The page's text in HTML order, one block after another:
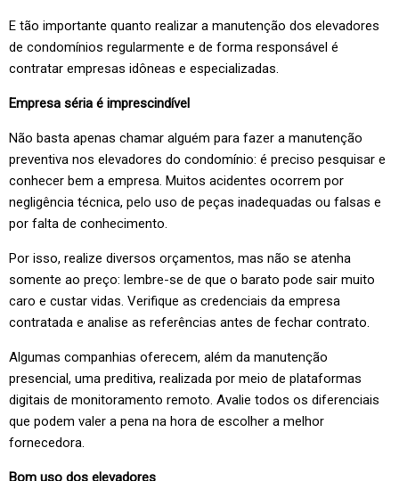
E tão importante quanto realizar a manutenção dos elevadores
de condomínios regularmente e de forma responsável é
contratar empresas idôneas e especializadas.
Empresa séria é imprescindível
Não basta apenas chamar alguém para fazer a manutenção
preventiva nos elevadores do condomínio: é preciso pesquisar e
conhecer bem a empresa. Muitos acidentes ocorrem por
negligência técnica, pelo uso de peças inadequadas ou falsas e
por falta de conhecimento.
Por isso, realize diversos orçamentos, mas não se atenha
somente ao preço: lembre-se de que o barato pode sair muito
caro e custar vidas. Verifique as credenciais da empresa
contratada e analise as referências antes de fechar contrato.
Algumas companhias oferecem, além da manutenção
presencial, uma preditiva, realizada por meio de plataformas
digitais de monitoramento remoto. Avalie todos os diferenciais
que podem valer a pena na hora de escolher a melhor
fornecedora.
Bom uso dos elevadores